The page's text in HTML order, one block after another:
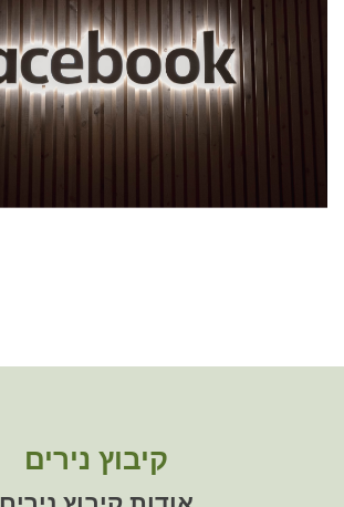
קיבוץ נירים